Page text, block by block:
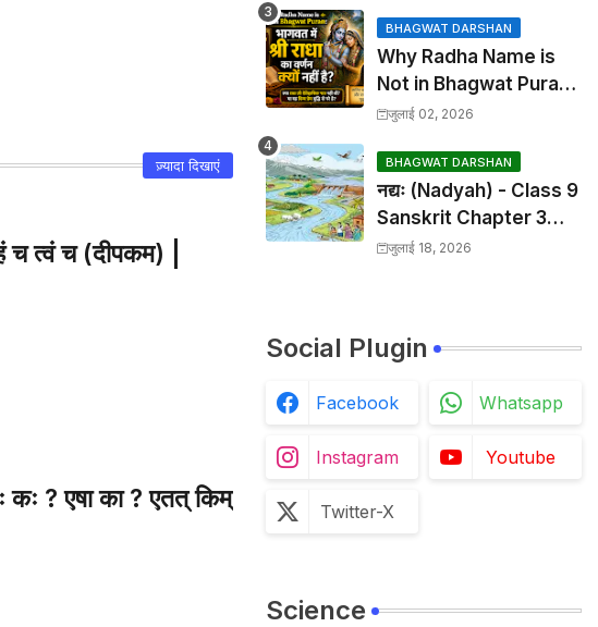
ज़्यादा दिखाएं
च (दीपकम) |
? एषा का ? एतत् किम्
Translation &
Solutions
BHAGWAT DARSHAN
Why Radha Name is
Not in Bhagwat Puran:
भागवत में श्री राधा का वर्णन क्यों
जुलाई 02, 2026
BHAGWAT DARSHAN
नद्यः (Nadyah) - Class 9
Sanskrit Chapter 3
Translation &
जुलाई 18, 2026
Social Plugin
Facebook Whatsapp
Instagram Youtube
Twitter-X
Science